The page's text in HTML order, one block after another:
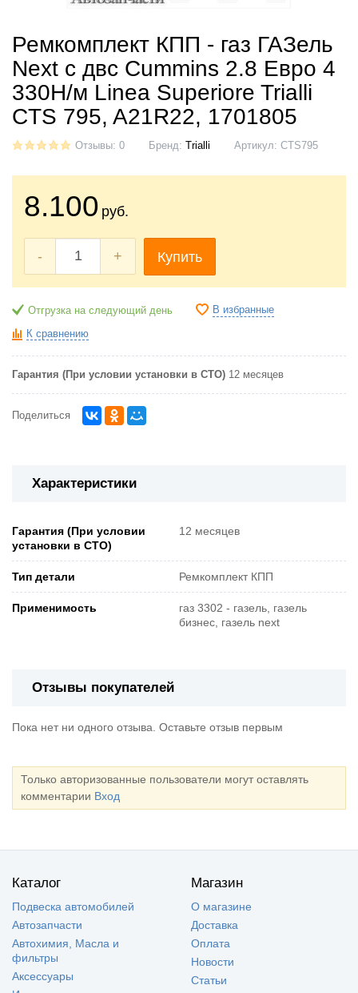
Ремкомплект КПП - газ ГАЗель
Next с двс Cummins 2.8 Евро 4
330Н/м Linea Superiore Trialli
CTS 795, A21R22, 1701805
Отзывы: 0 Бренд: Trialli Артикул: CTS795
8.100 руб.
- + Купить
Отгрузка на следующий день В избранные
К сравнению
Гарантия (При условии установки в СТО) 12 месяцев
Поделиться
Характеристики
Гарантия (При условии
установки в СТО)
12 месяцев
Тип детали Ремкомплект КПП
Применимость
газ 3302 - газель, газель
бизнес, газель next
Отзывы покупателей
Пока нет ни одного отзыва. Оставьте отзыв первым
Только авторизованные пользователи могут оставлять
комментарии Вход
Каталог
Подвеска автомобилей
Автозапчасти
Автохимия, Масла и
фильтры
Аксессуары
Магазин
О магазине
Доставка
Оплата
Новости
Статьи